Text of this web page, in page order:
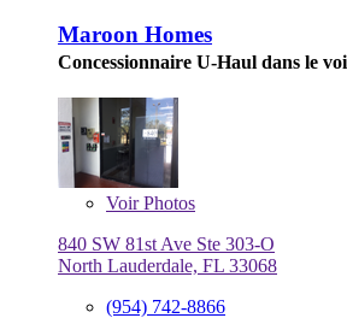
Maroon Homes
Concessionnaire U-Haul dans le
VoirPhotos
840 SW 81st Ave Ste 303-O
North Lauderdale, FL 33068
(954) 742-8866